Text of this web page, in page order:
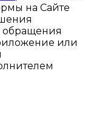
на Сайте
обращения
или